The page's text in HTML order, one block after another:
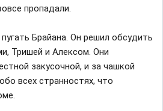
пропадали.
Брайана. Он решил обсудить
Тришей и Алексом. Они
закусочной, и за чашкой
всех странностях, что